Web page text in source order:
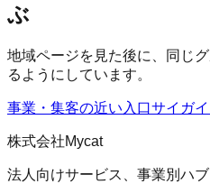
ぶ
地域ページを見た後に、同じ
るようにしています。
事業・集客の近い入口サイガ
株式会社Mycat
法人向けサービス、事業別ハ